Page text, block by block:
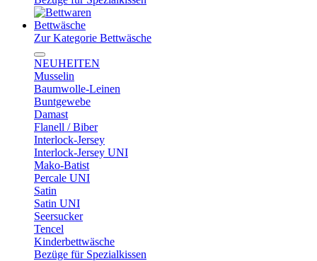
Bettwäsche
Zur Kategorie Bettwäsche
NEUHEITEN
Musselin
Baumwolle-Leinen
Buntgewebe
Damast
Flanell / Biber
Interlock-Jersey
Interlock-Jersey UNI
Mako-Batist
Percale UNI
Satin
Satin UNI
Seersucker
Tencel
Kinderbettwäsche
Bezüge für Spezialkissen